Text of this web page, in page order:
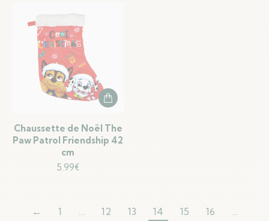
Chaussette de Noël The
Paw Patrol Friendship 42
cm
5.99€
← 1 … 12 13 14 15 16
…